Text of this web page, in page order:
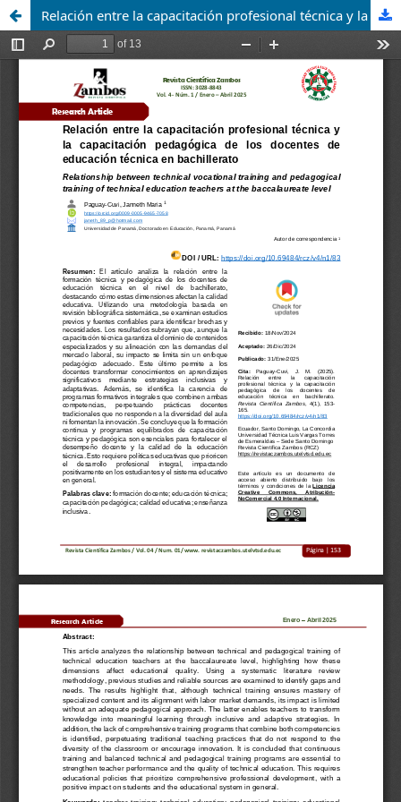
Relación entre la capacitación profesional técnica y la capacitación pedagógica de los docentes de educación técnica en bachillerato